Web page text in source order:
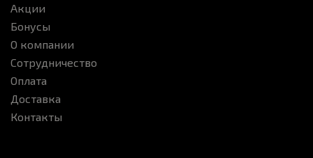
Акции
Бонусы
О компании
Сотрудничество
Оплата
Доставка
Контакты